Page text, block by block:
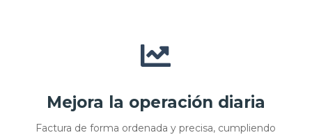

Mejora la operación diaria
Factura de forma ordenada y precisa, cumpliendo